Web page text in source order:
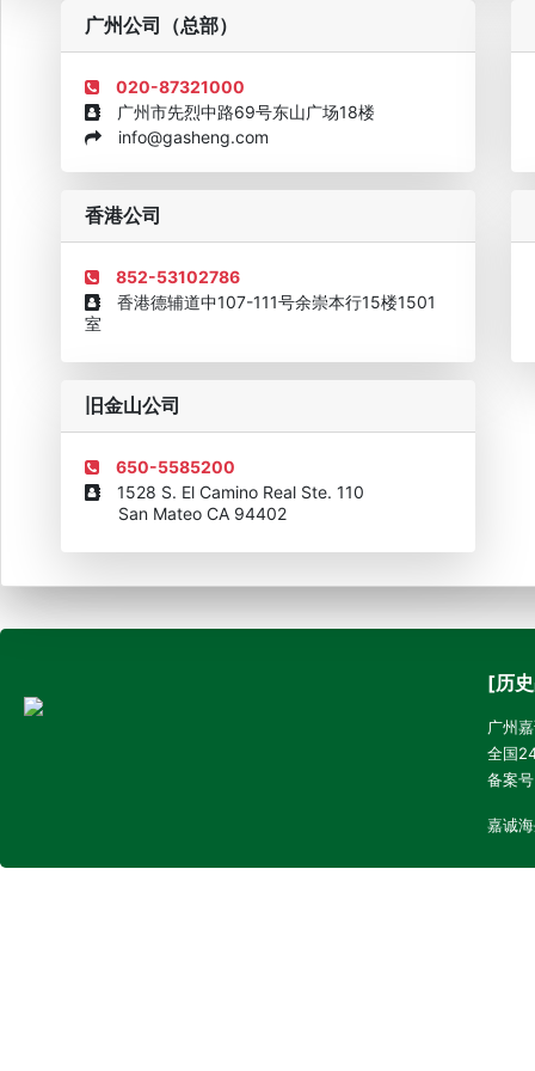
企业诚信AAAAA奖牌2015 欧美澳最具价值品牌移民机构
广州公司（总部）
020-87321000
广州市先烈中路69号东山广场18楼
info@gasheng.com
香港公司
852-53102786
香港德辅道中107-111号余崇本行15楼1501
室
旧金山公司
650-5585200
1528 S. El Camino Real Ste. 110
San Mateo CA 94402
[历
广州
全国
备案
嘉诚